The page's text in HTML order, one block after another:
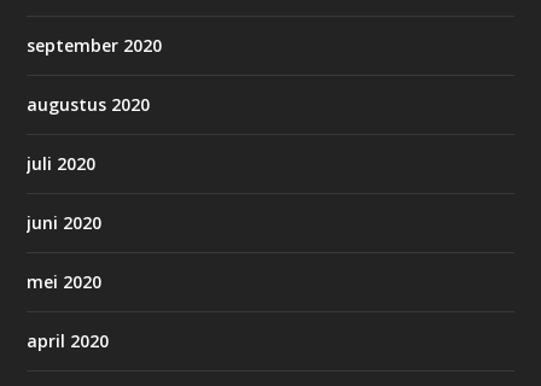
september 2020
augustus 2020
juli 2020
juni 2020
mei 2020
april 2020